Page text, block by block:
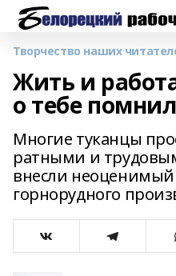
Творчество наших
Жить и
о тебе
Многие туканцы
ратными и
внесли неоценимый
горнорудного